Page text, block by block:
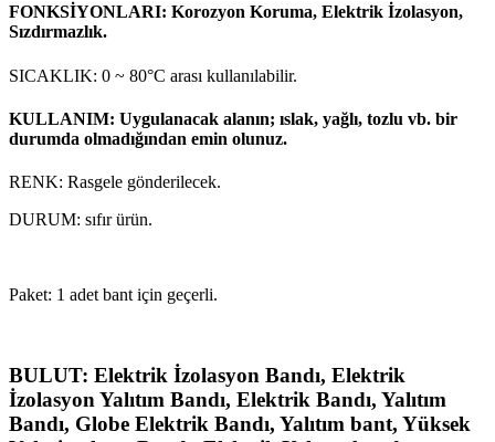
FONKSİYONLARI: Korozyon Koruma, Elektrik İzolasyon,
Sızdırmazlık.
SICAKLIK: 0 ~ 80°C arası kullanılabilir.
KULLANIM: Uygulanacak alanın; ıslak, yağlı, tozlu vb. bir
durumda olmadığından emin olunuz.
RENK: Rasgele gönderilecek.
DURUM: sıfır ürün.
Paket: 1 adet bant için geçerli.
BULUT: Elektrik İzolasyon Bandı, Elektrik
İzolasyon Yalıtım Bandı, Elektrik Bandı, Yalıtım
Bandı, Globe Elektrik Bandı, Yalıtım bant, Yüksek